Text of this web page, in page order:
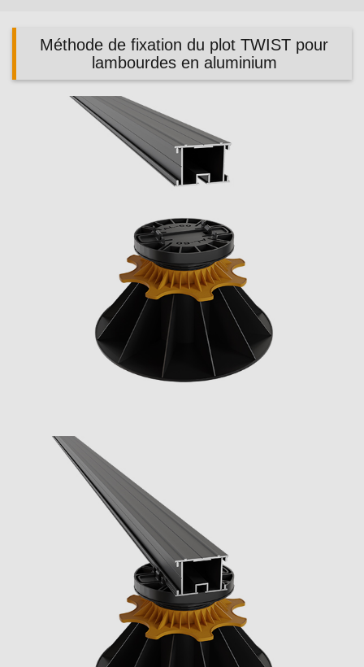
Méthode de fixation du plot TWIST pour
lambourdes en aluminium